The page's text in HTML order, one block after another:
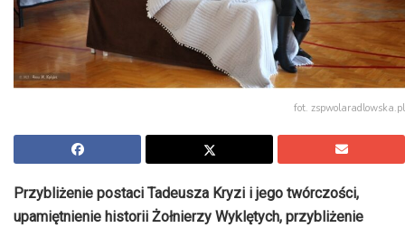
fot. zspwolaradlowska.pl
Przybliżenie postaci Tadeusza Kryzi i jego twórczości,
upamiętnienie historii Żołnierzy Wyklętych, przybliżenie